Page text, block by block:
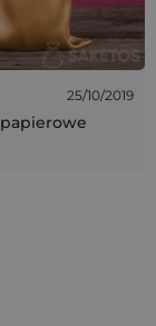
25/10/2019